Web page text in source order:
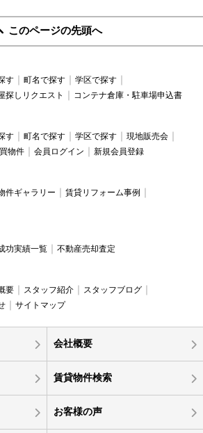
このページの先頭へ
す 町名で探す
学区で探す
探しリクエスト コンテナ倉庫・駐車場申込書
す 町名で探す 学区で探す
現地販売会
物件 会員ログイン 新規会員登録
件ギャラリー
賃貸リフォーム事例
功実績一覧 不動産売却査定
要 スタッフ紹介
スタッフブログ
サイトマップ
会社概要
賃貸物件検索
お客様の声